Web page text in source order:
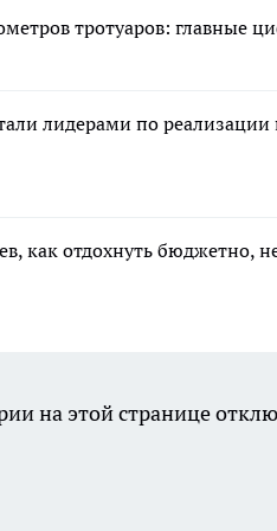
тротуаров: главные
лидерами по
как отдохнуть бюджетно,
на этой странице